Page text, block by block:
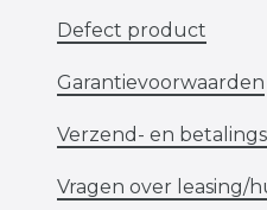
Defect product
Garantievoorwaarden
Verzend- en
Vragen over leasing/